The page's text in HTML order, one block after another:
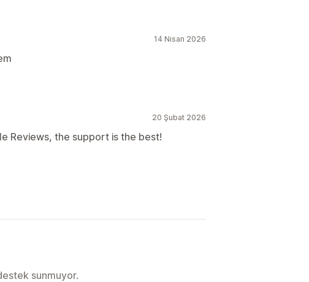
14 Nisan 2026
20 Şubat 2026
Reviews, the support is the best!
sunmuyor.